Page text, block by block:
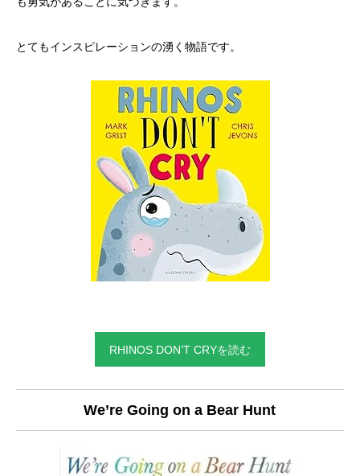
とてもインスピレーションの湧く物語です。
RHINOS DON’T CRYを読む
We’re Going on a Bear Hunt